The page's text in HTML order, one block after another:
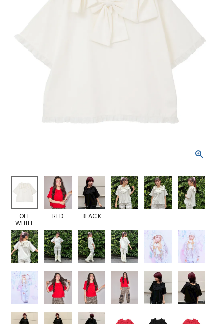
OFF
WHITE
RED BLACK